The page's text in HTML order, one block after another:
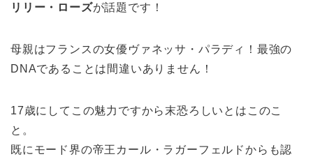
リリー・ローズが話題です！
母親はフランスの女優ヴァネッサ・パラディ！最強の
DNAであることは間違いありません！
17歳にしてこの魅力ですから末恐ろしいとはこのこ
と。
既にモード界の帝王カール・ラガーフェルドからも認